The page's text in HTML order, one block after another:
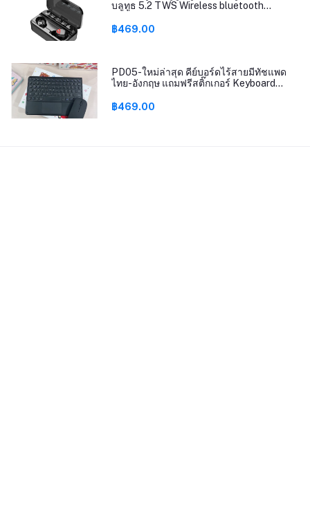
บลูทูธ 5.2 TWS Wireless bluetooth
ฉุกเฉิน รุ่นT25
฿469.00
PD05-ใหม่ล่าสุด คีย์บอร์ดไร้สายมีทัชแพด
ไทย-อังกฤษ แถมฟรีสติ๊กเกอร์ Keyboard
฿469.00